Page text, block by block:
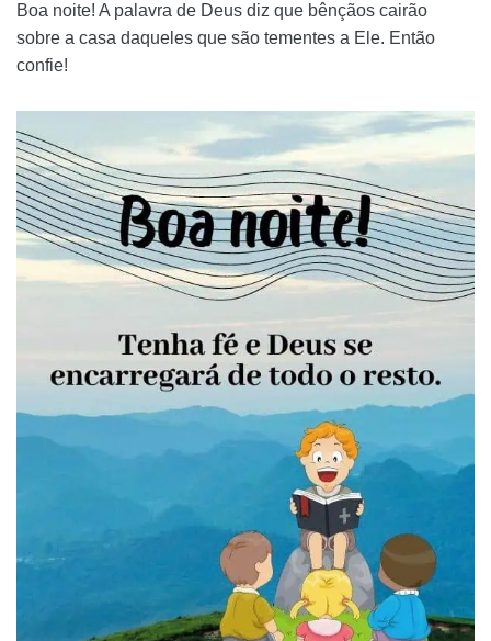
Boa noite! A palavra de Deus diz que bênçãos cairão
sobre a casa daqueles que são tementes a Ele. Então
confie!